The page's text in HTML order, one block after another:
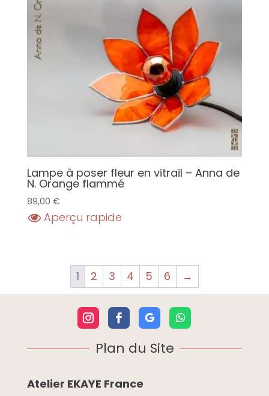
Lampe à poser fleur en vitrail – Anna de
N. Orange flammé
89,00 €
Aperçu rapide
1 2 3 4 5 6 →
Plan du Site
Atelier EKAYE France